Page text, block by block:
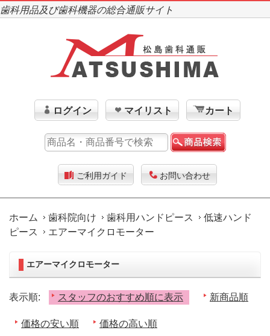
歯科用品及び歯科機器の総合通販サイト
ログイン マイリスト カート
ご利用ガイド お問い合わせ
ホーム 歯科院向け 歯科用ハンドピース
低速ハンド
ピース
エアーマイクロモーター
エアーマイクロモーター
表示順: スタッフのおすすめ順に表示 新商品順
価格の安い順 価格の高い順